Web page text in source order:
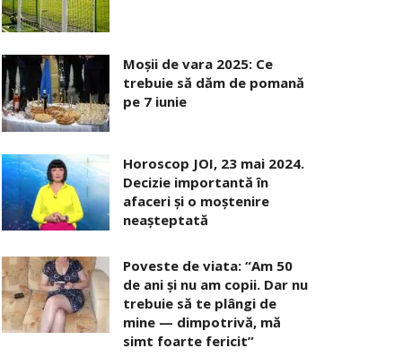
Moșii de vara 2025: Ce
trebuie să dăm de pomană
pe 7 iunie
Horoscop JOI, 23 mai 2024.
Decizie importantă în
afaceri şi o moştenire
neaşteptată
Poveste de viata: “Am 50
de ani și nu am copii. Dar nu
trebuie să te plângi de
mine — dimpotrivă, mă
simt foarte fericit”